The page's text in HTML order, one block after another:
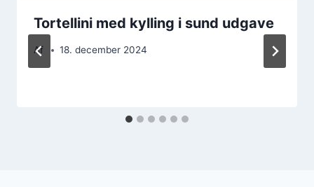
Tortellini med kylling i sund udgave
Af 18. december 2024